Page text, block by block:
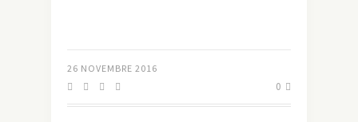
26 NOVEMBRE 2016
0